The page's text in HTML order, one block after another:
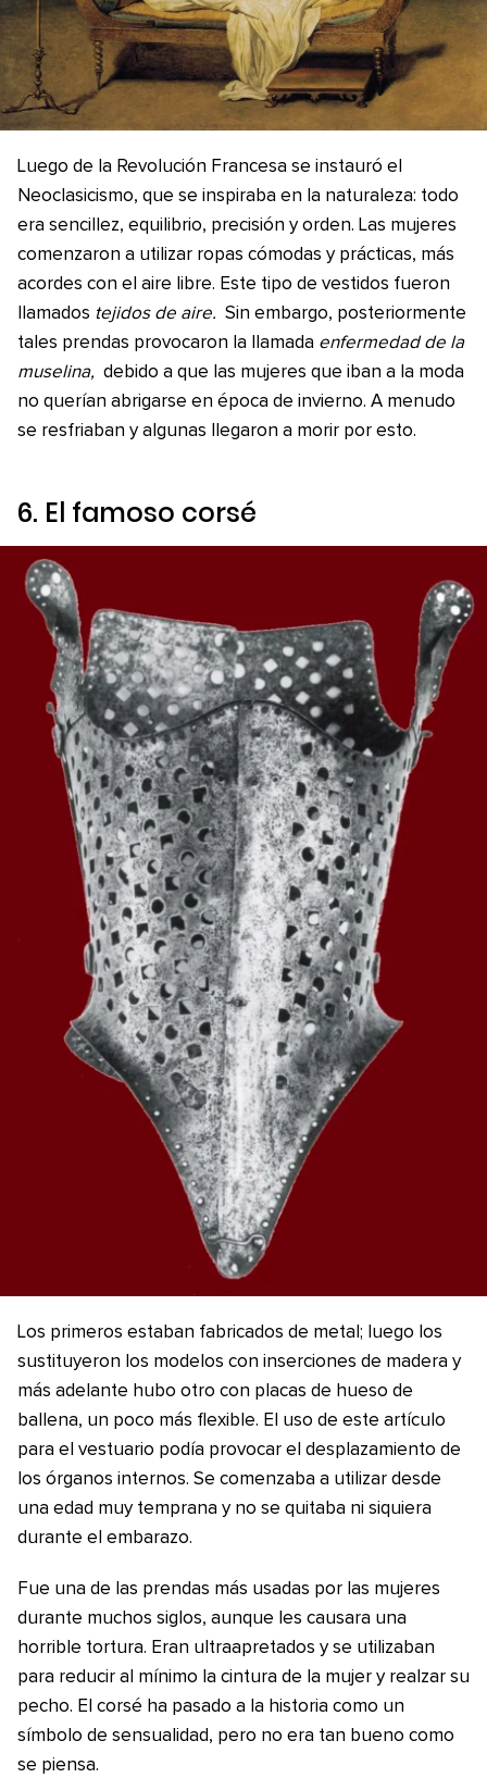
Luego de la Revolución Francesa se instauró el
Neoclasicismo, que se inspiraba en la naturaleza: todo
era sencillez, equilibrio, precisión y orden. Las mujeres
comenzaron a utilizar ropas cómodas y prácticas, más
acordes con el aire libre. Este tipo de vestidos fueron
llamados tejidos de aire. Sin embargo, posteriormente
tales prendas provocaron la llamada enfermedad de la
muselina, debido a que las mujeres que iban a la moda
no querían abrigarse en época de invierno. A menudo
se resfriaban y algunas llegaron a morir por esto.
6. El famoso corsé
Los primeros estaban fabricados de metal; luego los
sustituyeron los modelos con inserciones de madera y
más adelante hubo otro con placas de hueso de
ballena, un poco más flexible. El uso de este artículo
para el vestuario podía provocar el desplazamiento de
los órganos internos. Se comenzaba a utilizar desde
una edad muy temprana y no se quitaba ni siquiera
durante el embarazo.
Fue una de las prendas más usadas por las mujeres
durante muchos siglos, aunque les causara una
horrible tortura. Eran ultraapretados y se utilizaban
para reducir al mínimo la cintura de la mujer y realzar su
pecho. El corsé ha pasado a la historia como un
símbolo de sensualidad, pero no era tan bueno como
se piensa.